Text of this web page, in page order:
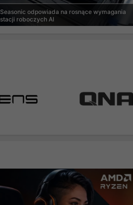
Seasonic odpowiada na rosnące wymagania
stacji roboczych AI